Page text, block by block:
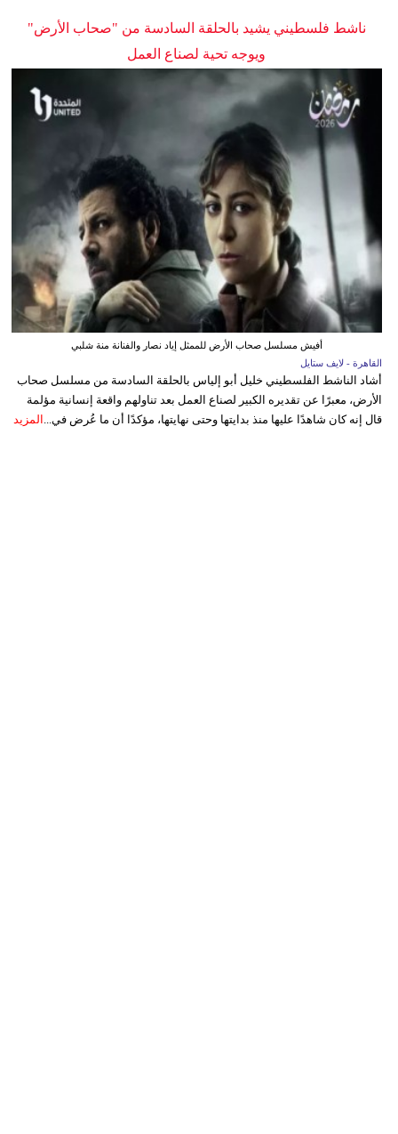
ناشط فلسطيني يشيد بالحلقة السادسة من "صحاب الأرض"
ويوجه تحية لصناع العمل
أفيش مسلسل صحاب الأرض للممثل إياد نصار والفنانة منة شلبي
القاهرة - لايف ستايل
أشاد الناشط الفلسطيني خليل أبو إلياس بالحلقة السادسة من مسلسل صحاب
الأرض، معبرًا عن تقديره الكبير لصناع العمل بعد تناولهم واقعة إنسانية مؤلمة
قال إنه كان شاهدًا عليها منذ بدايتها وحتى نهايتها، مؤكدًا أن ما عُرض في... المزيد